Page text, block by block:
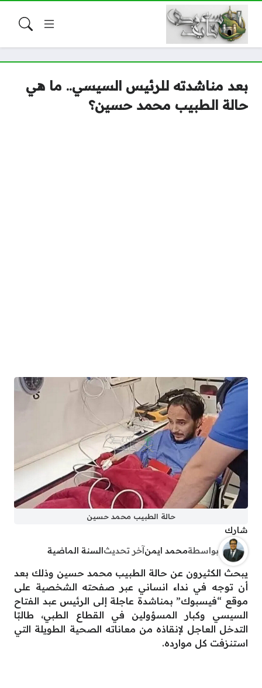
بعد مناشدته للرئيس السيسي.. ما هي
حالة الطبيب محمد حسين؟
حالة الطبيب محمد حسين
شارك
بواسطةمحمد ايمنآخر تحديثالسنة الماضية
يبحث الكثيرون عن حالة الطبيب محمد حسين وذلك بعد
أن توجه في نداء انساني عبر صفحته الشخصية على
موقع “فيسبوك” بمناشدة عاجلة إلى الرئيس عبد الفتاح
السيسي وكبار المسؤولين في القطاع الطبي، طالبًا
التدخل العاجل لإنقاذه من معاناته الصحية الطويلة التي
استنزفت كل موارده.